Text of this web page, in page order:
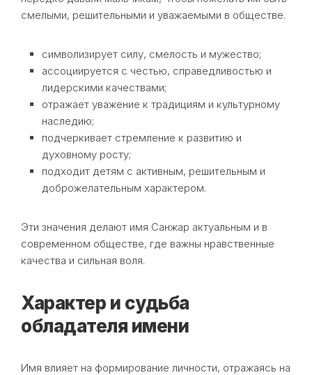
смелыми, решительными и уважаемыми в обществе.
символизирует силу, смелость и мужество;
ассоциируется с честью, справедливостью и
лидерскими качествами;
отражает уважение к традициям и культурному
наследию;
подчеркивает стремление к развитию и
духовному росту;
подходит детям с активным, решительным и
доброжелательным характером.
Эти значения делают имя Санжар актуальным и в
современном обществе, где важны нравственные
качества и сильная воля.
Характер и судьба
обладателя имени
Имя влияет на формирование личности, отражаясь на